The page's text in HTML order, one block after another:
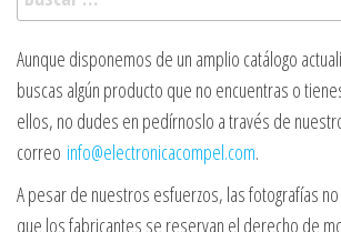
Aunque disponemos de un amplio catálogo
buscas algún producto que no encuentras o
ellos, no dudes en pedírnoslo a través de
correo info@electronicacompel.com.
A pesar de nuestros esfuerzos, las fotografías
que los fabricantes se reservan el derecho de